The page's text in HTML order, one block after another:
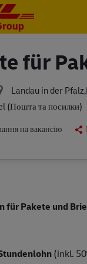
für
Landau in der
(Пошта та посилки)
на вакансію
für Pakete und
(inkl.